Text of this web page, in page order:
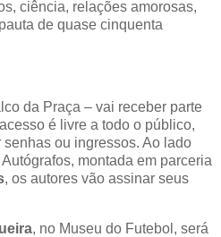
ciência, relações amorosas,
de quase cinquenta
da Praça – vai receber parte
é livre a todo o público,
ou ingressos. Ao lado
montada em parceria
, os autores vão assinar seus
, no Museu do Futebol, será